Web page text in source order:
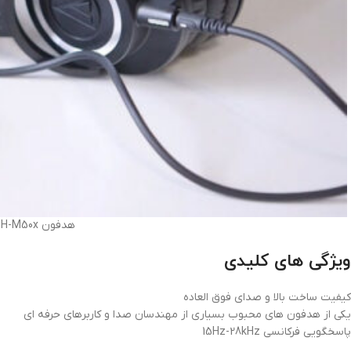
هدفون Audio-Technica ATH-M50x
ویژگی های کلیدی
کیفیت ساخت بالا و صدای فوق العاده
یکی از هدفون های محبوب بسیاری از مهندسان صدا و کاربرهای حرفه ای
پاسخگویی فرکانسی 15Hz-28kHz